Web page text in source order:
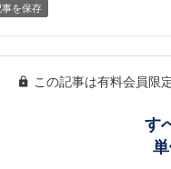
事を保存
この記事は有料会員限
す